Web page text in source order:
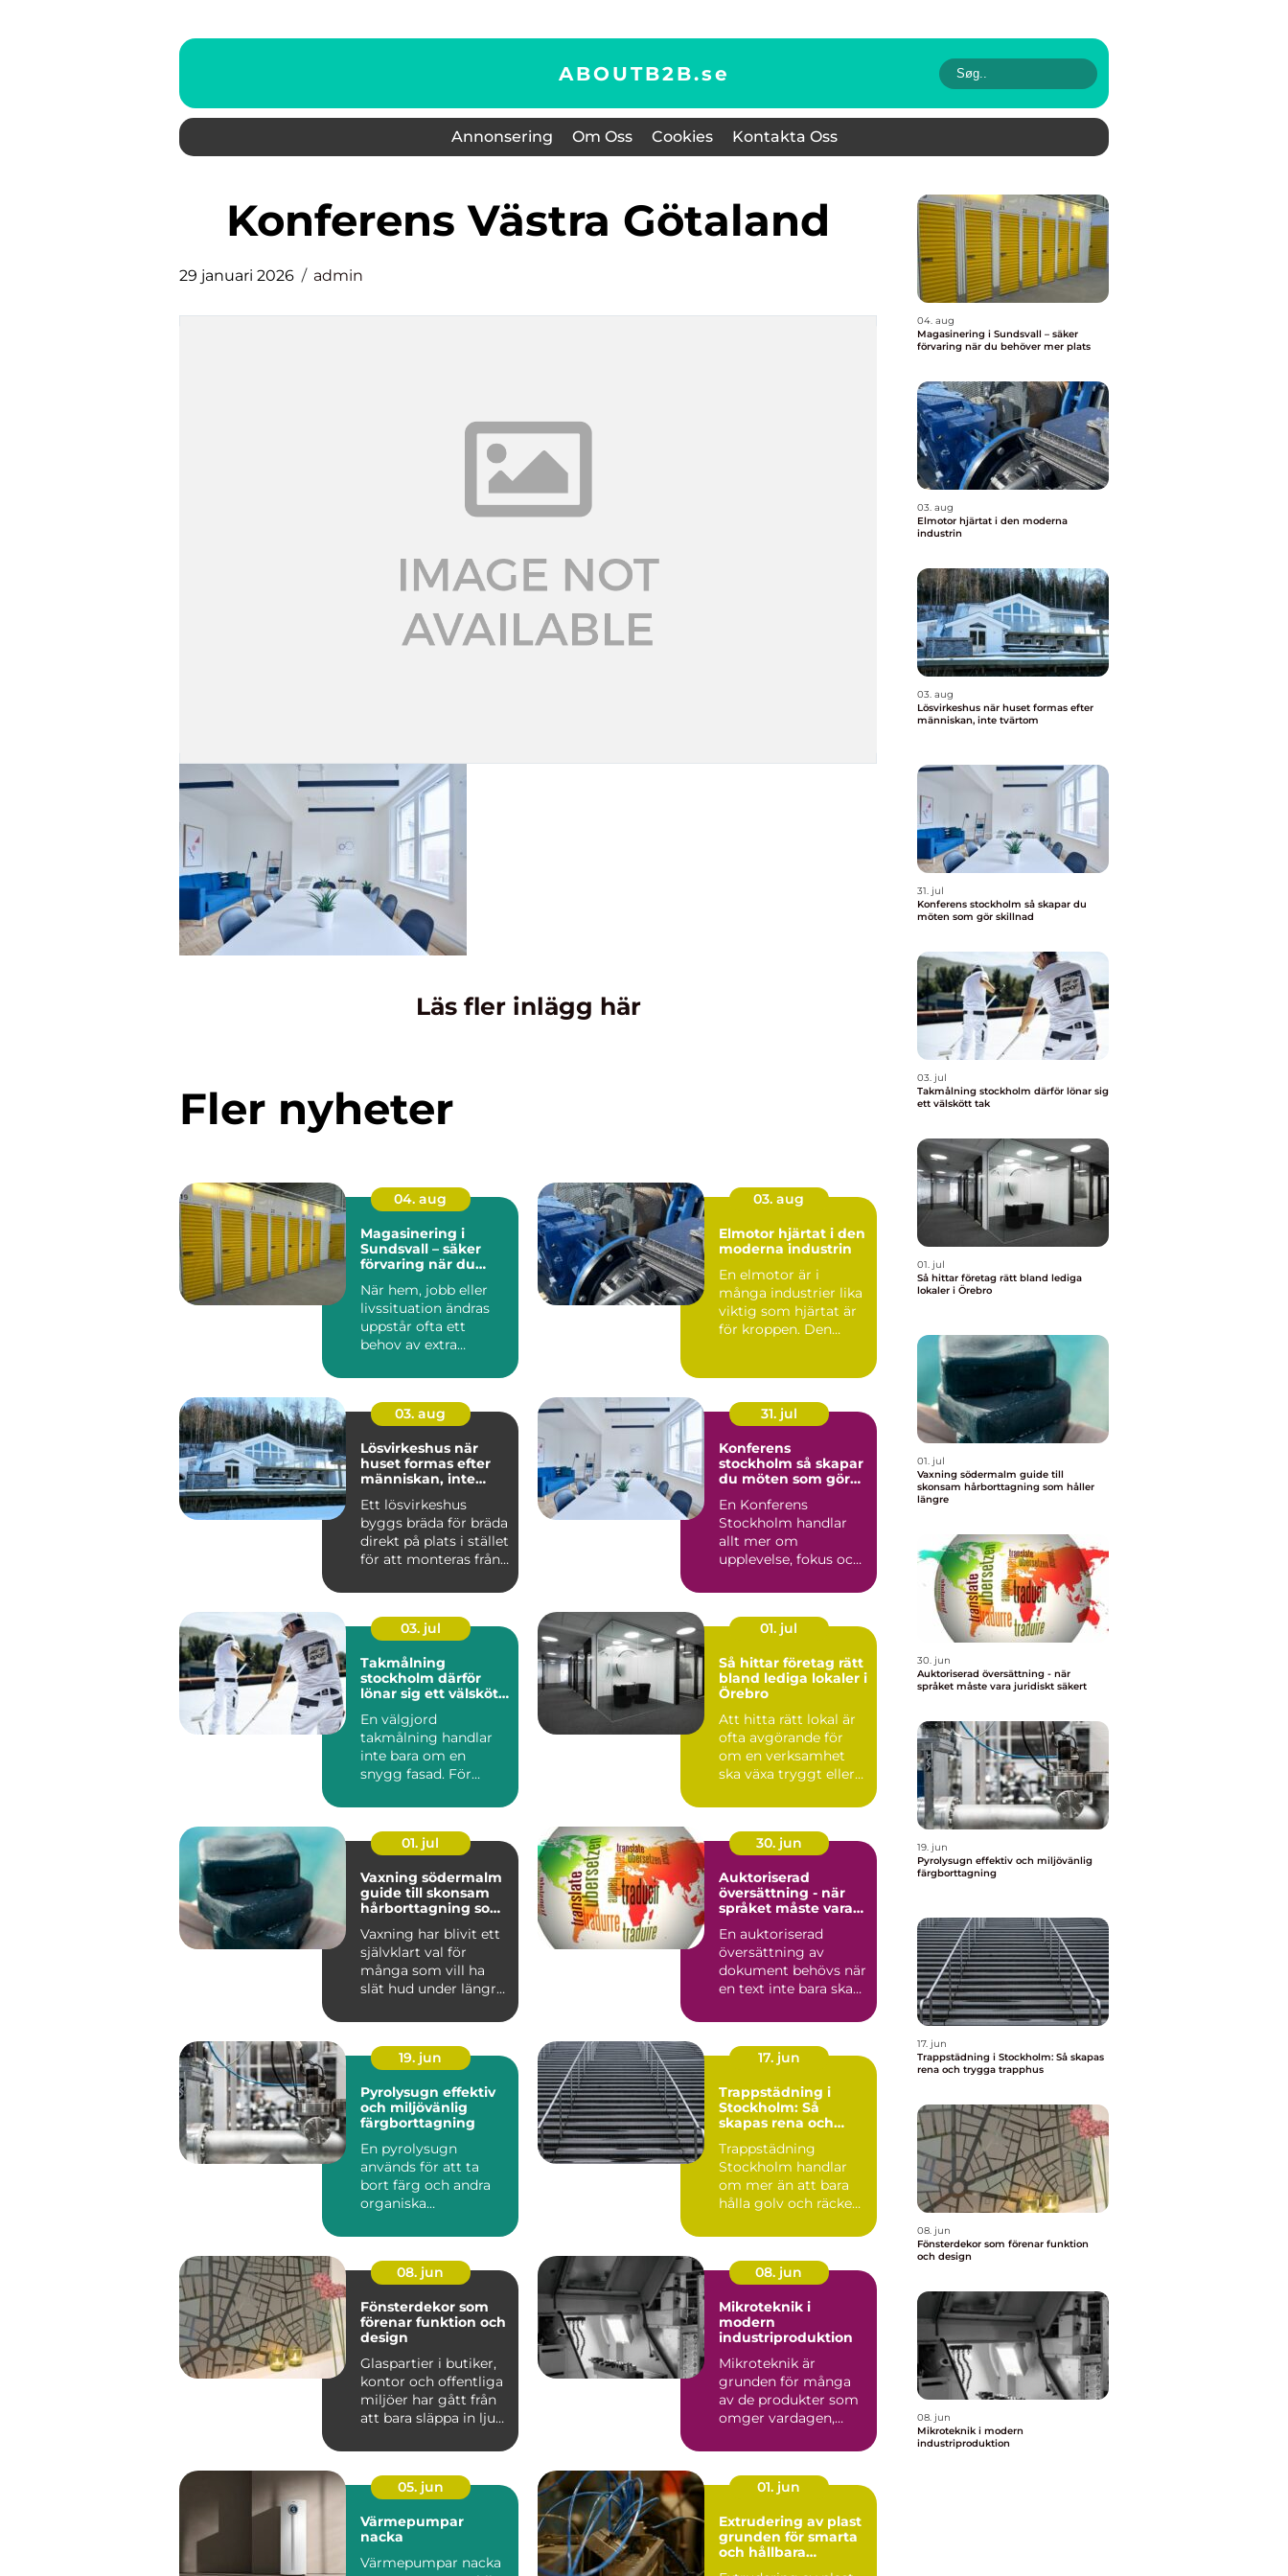
ABOUTB2B.se
Annonsering Om Oss Cookies Kontakta Oss
konferens Västra Götaland
29 januari 2026 admin
Läs fler inlägg här
Fler nyheter
04. aug
Magasinering i
Sundsvall – säker
förvaring när du
När hem, jobb eller
livssituation ändras
uppstår ofta ett
behov av extra
03. aug
Elmotor hjärtat i den
moderna industrin
En elmotor är i
många industrier lika
viktig som hjärtat är
för kroppen. Den
03. aug
Lösvirkeshus när
huset formas efter
människan, inte
Ett lösvirkeshus
byggs bräda för bräda
direkt på plats i stället
för att monteras från
31. jul
Konferens
stockholm så skapar
du möten som gör
En Konferens
Stockholm handlar
allt mer om
upplevelse, fokus och
lokal med sto...
03. jul
Takmålning
stockholm därför
lönar sig ett välskött
En välgjord
takmålning handlar
inte bara om en
snygg fasad. För
bostadsrättsför...
01. jul
Så hittar företag rätt
bland lediga lokaler i
Örebro
Att hitta rätt lokal är
ofta avgörande för
om en verksamhet
ska växa tryggt eller
01. jul
Vaxning södermalm
guide till skonsam
hårborttagning som
Vaxning har blivit ett
självklart val för
många som vill ha
slät hud under längre
30. jun
Auktoriserad
översättning - när
språket måste vara
En auktoriserad
översättning av
dokument behövs när
en text inte bara ska
19. jun
Pyrolysugn effektiv
och miljövänlig
färgborttagning
En pyrolysugn
används för att ta
bort färg och andra
organiska
metallföremål med
17. jun
Trappstädning i
Stockholm: Så
skapas rena och
Trappstädning
Stockholm handlar
om mer än att bara
hålla golv och räcken
08. jun
Fönsterdekor som
förenar funktion och
design
Glaspartier i butiker,
kontor och offentliga
miljöer har gått från
att bara släppa in ljus
08. jun
Mikroteknik i
modern
industriproduktion
Mikroteknik är
grunden för många
av de produkter som
omger vardagen,
05. jun
Värmepumpar
nacka
Värmepumpar nacka
01. jun
Extrudering av plast
grunden för smarta
och hållbara
04. aug
Magasinering i Sundsvall – säker
förvaring när du behöver mer plats
03. aug
Elmotor hjärtat i den moderna
industrin
03. aug
Lösvirkeshus när huset formas efter
människan, inte tvärtom
31. jul
Konferens stockholm så skapar du
möten som gör skillnad
03. jul
Takmålning stockholm därför lönar sig
ett välskött tak
01. jul
Så hittar företag rätt bland lediga
lokaler i Örebro
01. jul
Vaxning södermalm guide till
skonsam hårborttagning som håller
längre
30. jun
Auktoriserad översättning - när
språket måste vara juridiskt säkert
19. jun
Pyrolysugn effektiv och miljövänlig
färgborttagning
17. jun
Trappstädning i Stockholm: Så skapas
rena och trygga trapphus
08. jun
Fönsterdekor som förenar funktion
och design
08. jun
Mikroteknik i modern
industriproduktion